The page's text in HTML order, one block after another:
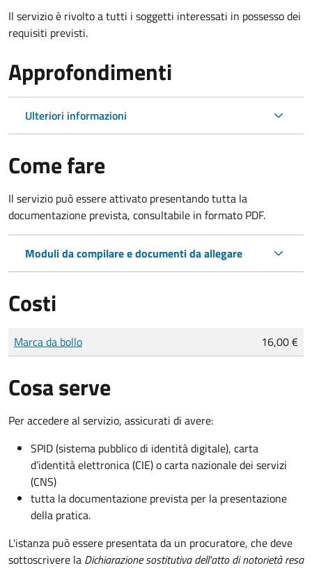
Il servizio è rivolto a tutti i soggetti interessati in possesso dei
requisiti previsti.
Approfondimenti
Ulteriori informazioni
Come fare
Il servizio può essere attivato presentando tutta la
documentazione prevista, consultabile in formato PDF.
Moduli da compilare e documenti da allegare
Costi
Tipo di pagamento
Importo
Marca da bollo 16,00 €
Cosa serve
Per accedere al servizio, assicurati di avere:
SPID (sistema pubblico di identità digitale), carta
d’identità elettronica (CIE) o carta nazionale dei servizi
(CNS)
tutta la documentazione prevista per la presentazione
della pratica.
L'istanza può essere presentata da un procuratore, che deve
sottoscrivere la Dichiarazione sostitutiva dell'atto di notorietà resa